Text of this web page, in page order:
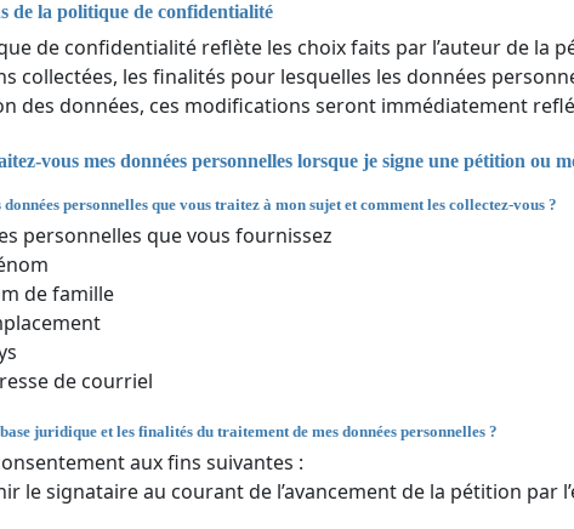
de la politique de confidentialité
de confidentialité reflète les choix faits par l’auteur de la
collectées, les finalités pour lesquelles les données
des données, ces modifications seront immédiatement
vous mes données personnelles lorsque je signe une pétition ou
données personnelles que vous traitez à mon sujet et comment les collectez-vous ?
personnelles que vous fournissez
de famille
de courriel
juridique et les finalités du traitement de mes données personnelles ?
aux fins suivantes :
le signataire au courant de l’avancement de la pétition par